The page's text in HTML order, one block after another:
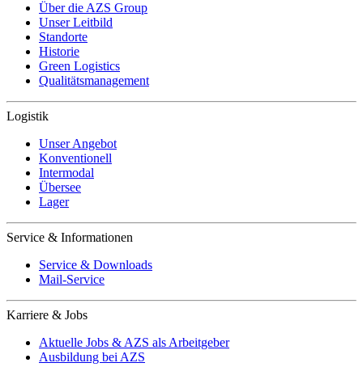
Über die AZS Group
Unser Leitbild
Standorte
Historie
Green Logistics
Qualitätsmanagement
Logistik
Unser Angebot
Konventionell
Intermodal
Übersee
Lager
Service & Informationen
Service & Downloads
Mail-Service
Karriere & Jobs
Aktuelle Jobs & AZS als Arbeitgeber
Ausbildung bei AZS